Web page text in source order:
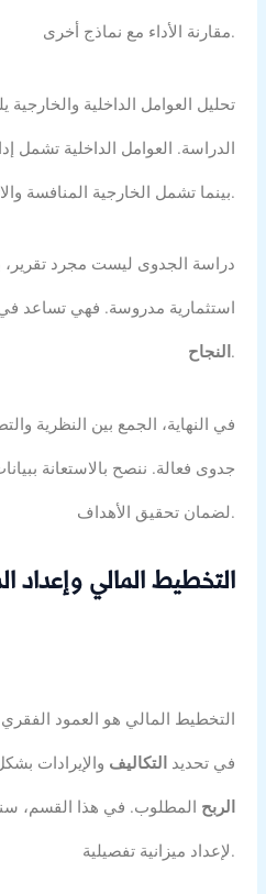
مقارنة الأداء مع نماذج أخرى.
تحليل العوامل الداخلية
الدراسة. العوامل الداخلية تشمل
بينما تشمل الخارجية المنافسة والاتجاهات السوقية.
دراسة الجدوى ليست مجرد تقرير،
استثمارية مدروسة. فهي تساعد
النجاح .
في النهاية، الجمع بين النظرية
جدوى فعالة. ننصح بالاستعانة
لضمان تحقيق الأهداف.
التخطيط المالي وإعداد
التخطيط المالي هو العمود
في تحديد التكاليف والإيرادات
الربح المطلوب. في هذا القسم،
لإعداد ميزانية تفصيلية.